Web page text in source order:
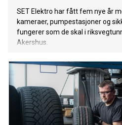
SET Elektro har fått fem nye år
kameraer, pumpestasjoner og
fungerer som de skal i
Akershus.